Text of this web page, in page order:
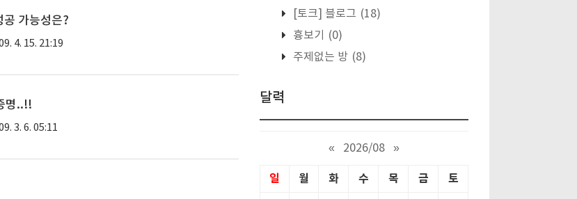
공 가능성은?
4. 15. 21:19
명..!!
3. 6. 05:11
[토크] 블로그 (18)
흉보기
(0)
주제없는 방 (8)
달력
« 2026/08 »
일 월 화 수 목 금 토